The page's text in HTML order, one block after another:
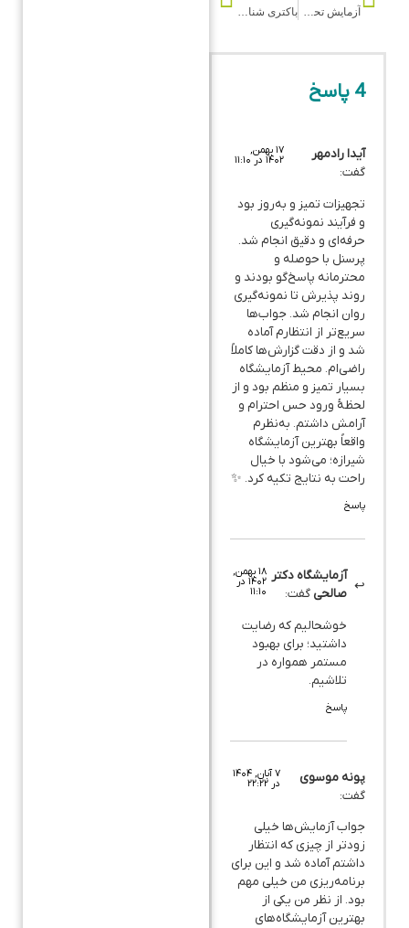
آزمایش تحمل قند خون (hOGTT2) باکتری شناسی
4 پاسخ
آیدا رادمهر
گفت:
۱۷ بهمن,
۱۴۰۲ در ۱۱:۱۰
تجهیزات تمیز و به‌روز بود
و فرآیند نمونه‌گیری
حرفه‌ای و دقیق انجام شد.
پرسنل با حوصله و
محترمانه پاسخ‌گو بودند و
روند پذیرش تا نمونه‌گیری
روان انجام شد. جواب‌ها
سریع‌تر از انتظارم آماده
شد و از دقت گزارش‌ها کاملاً
راضی‌ام. محیط آزمایشگاه
بسیار تمیز و منظم بود و از
لحظهٔ ورود حس احترام و
آرامش داشتم. به‌نظرم
واقعاً بهترین آزمایشگاه
شیرازه؛ می‌شود با خیال
راحت به نتایج تکیه کرد. ✨
پاسخ
آزمایشگاه دکتر
صالحی گفت:
۱۸ بهمن,
۱۴۰۲ در
۱۱:۱۰
خوشحالیم که رضایت
داشتید؛ برای بهبود
مستمر همواره در
تلاشیم.
پاسخ
پونه موسوی
گفت:
۷ آبان, ۱۴۰۴
در ۲۲:۲۲
جواب آزمایش‌ها خیلی
زودتر از چیزی که انتظار
داشتم آماده شد و این برای
برنامه‌ریزی من خیلی مهم
بود. از نظر من یکی از
بهترین آزمایشگاه‌های